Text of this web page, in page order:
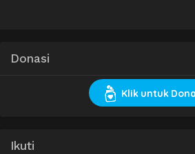
Donasi
Klik untuk
Ikuti